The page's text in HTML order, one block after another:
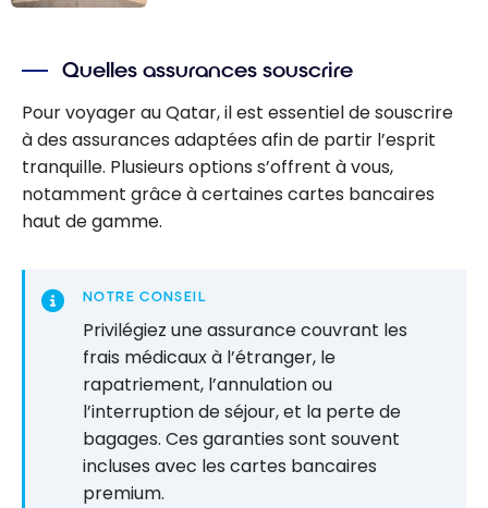
fonctionne le
programme de
transit gratuit
(STPC) à
Doha ?
Quelles assurances souscrire
Pour voyager au Qatar, il est essentiel de souscrire
à des assurances adaptées afin de partir l’esprit
tranquille. Plusieurs options s’offrent à vous,
notamment grâce à certaines cartes bancaires
haut de gamme.
NOTRE CONSEIL
Privilégiez une assurance couvrant les
frais médicaux à l’étranger, le
rapatriement, l’annulation ou
l’interruption de séjour, et la perte de
bagages. Ces garanties sont souvent
incluses avec les cartes bancaires
premium.